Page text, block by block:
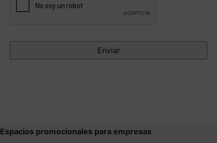
Espacios promocionales para empresas